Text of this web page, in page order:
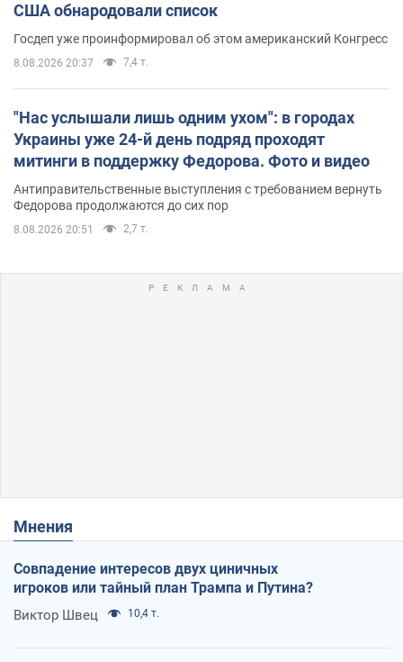
США обнародовали список
Госдеп уже проинформировал об этом американский Конгресс
8.08.2026 20:37 7,4 т.
"Нас услышали лишь одним ухом": в городах
Украины уже 24-й день подряд проходят
митинги в поддержку Федорова. Фото и видео
Антиправительственные выступления с требованием вернуть
Федорова продолжаются до сих пор
8.08.2026 20:51 2,7 т.
Мнения
Совпадение интересов двух циничных
игроков или тайный план Трампа и Путина?
Виктор Швец 10,4 т.